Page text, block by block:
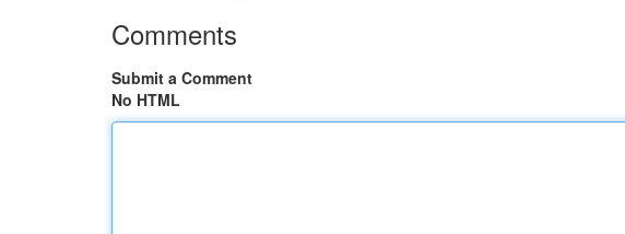
Comments
Submit a Comment
No HTML